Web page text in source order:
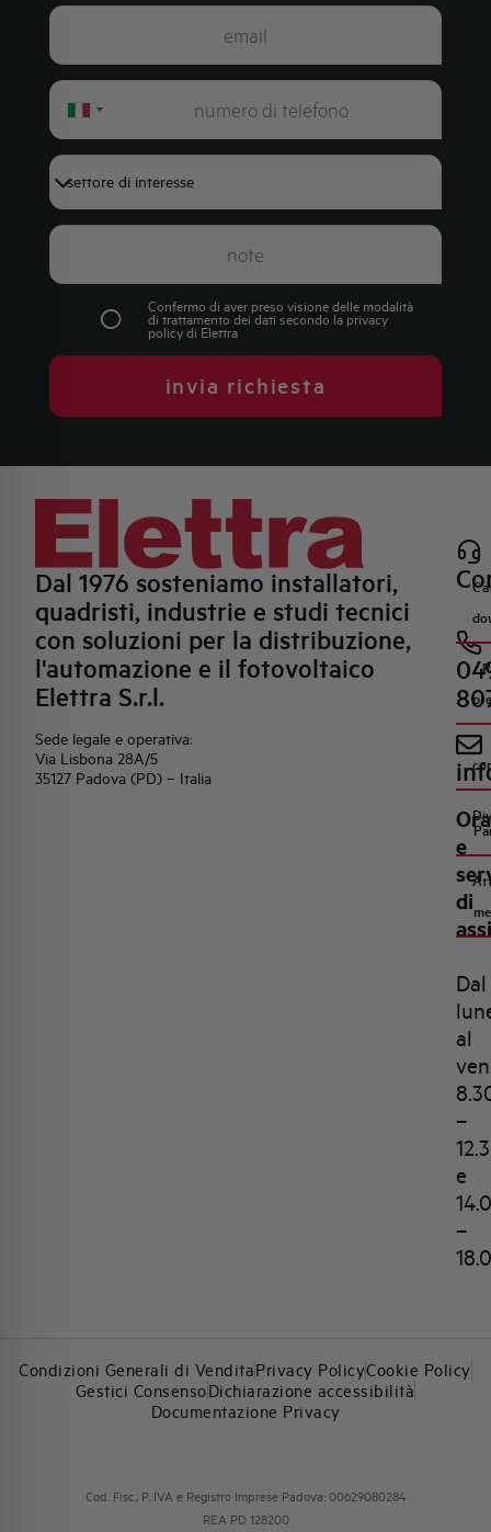
Italy
Confermo di aver preso visione delle modalità
di trattamento dei dati secondo la privacy
policydi Elettra
invia richiesta
Dal 1976 sosteniamo installatori,
quadristi, industrie e studi tecnici
con soluzioni per la distribuzione,
l'automazione e il fotovoltaico
Elettra S.r.l.
Sede legale e operativa:
Via Lisbona 28A/5
35127 Padova (PD) – Italia
e
di
Dal
al
–
e
–
Condizioni Generali di VenditaPrivacy PolicyCookie Policy
Gestici ConsensoDichiarazione accessibilità
Documentazione Privacy
Cod. Fisc., P. IVA e Registro Imprese Padova: 00629080284
REA PD 128200